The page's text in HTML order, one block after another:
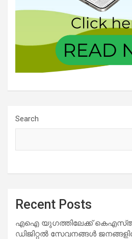
Search
Recent Posts
എഐ യുഗത്തിലേക്ക്
ഡിജിറ്റൽ സേവനങ്ങൾ